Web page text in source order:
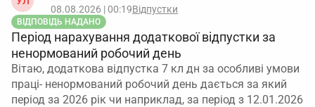
08.08.2026 | 00:19Відпустки
ВІДПОВІДЬ НАДАНО
Період нарахування додаткової відпустки за
ненормований робочий день
Вітаю, додаткова відпустка 7 кл дн за особливі умови
праці- ненормований робочий день дається за який
період за 2026 рік чи наприклад, за період з 12.01.2026